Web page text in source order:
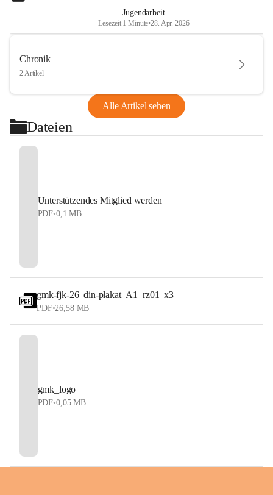
Jugendarbeit
Lesezeit 1 Minute•28. Apr. 2026
Chronik
2 Artikel
Alle Artikel sehen
Dateien
Unterstützendes Mitglied werden
PDF•0,1 MB
gmk-fjk-26_din-plakat_A1_rz01_x3
PDF•26,58 MB
gmk_logo
PDF•0,05 MB